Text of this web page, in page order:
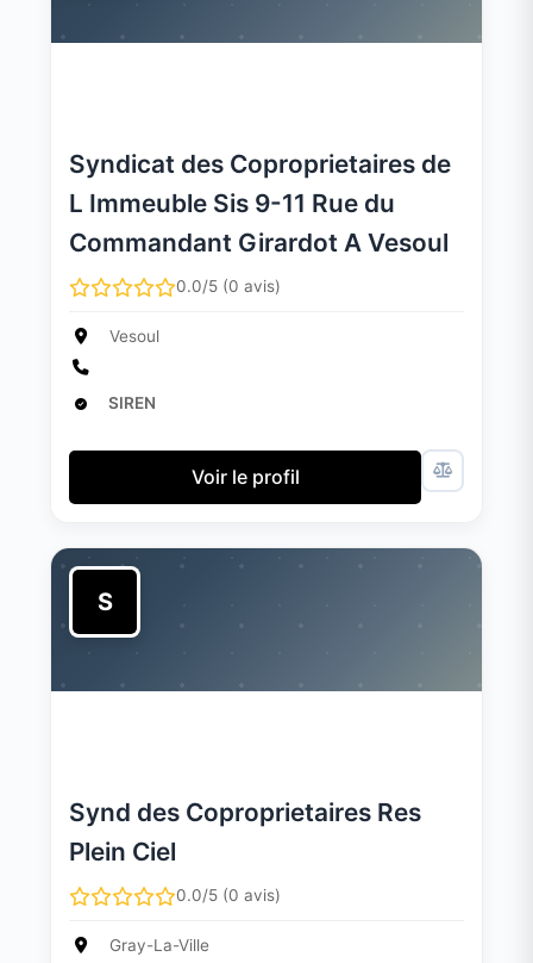
Syndicat des Coproprietaires de
L Immeuble Sis 9-11 Rue du
Commandant Girardot A Vesoul
0.0/5 (0 avis)
Vesoul
SIREN
Voir le profil
S
Synd des Coproprietaires Res
Plein Ciel
0.0/5 (0 avis)
Gray-La-Ville